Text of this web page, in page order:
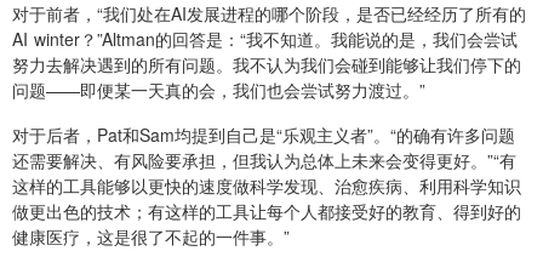
对于前者，“我们处在AI发展进程的哪个阶段，是否已经经历了所有的
AI winter？”Altman的回答是：“我不知道。我能说的是，我们会尝试
努力去解决遇到的所有问题。我不认为我们会碰到能够让我们停下的
问题——即便某一天真的会，我们也会尝试努力渡过。”
对于后者，Pat和Sam均提到自己是“乐观主义者”。“的确有许多问题
还需要解决、有风险要承担，但我认为总体上未来会变得更好。”“有
这样的工具能够以更快的速度做科学发现、治愈疾病、利用科学知识
做更出色的技术；有这样的工具让每个人都接受好的教育、得到好的
健康医疗，这是很了不起的一件事。”